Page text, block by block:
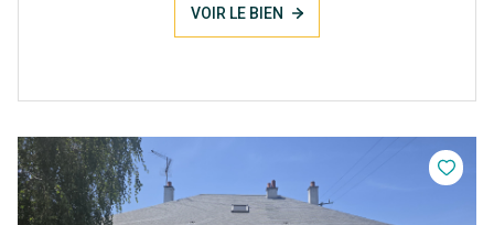
VOIR LE BIEN